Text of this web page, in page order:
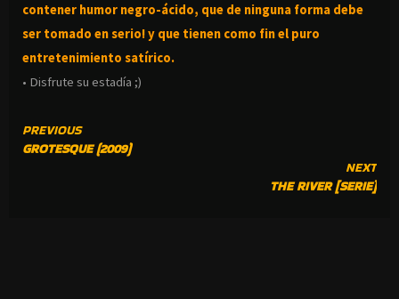
contener humor negro-ácido, que de ninguna forma debe
ser tomado en serio! y que tienen como fin el puro
entretenimiento satírico.
• Disfrute su estadía ;)
CONTINUE
READING
PREVIOUS
GROTESQUE (2009)
NEXT
THE RIVER [SERIE]